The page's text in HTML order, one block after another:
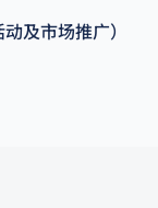
及市场推广）